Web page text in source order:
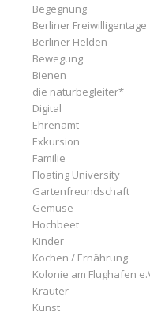
Begegnung
Berliner Freiwilligentage
Berliner Helden
Bewegung
Bienen
die naturbegleiter*
Digital
Ehrenamt
Exkursion
Familie
Floating University
Gartenfreundschaft
Gemüse
Hochbeet
Kinder
Kochen / Ernährung
Kolonie am Flughafen
Kräuter
Kunst